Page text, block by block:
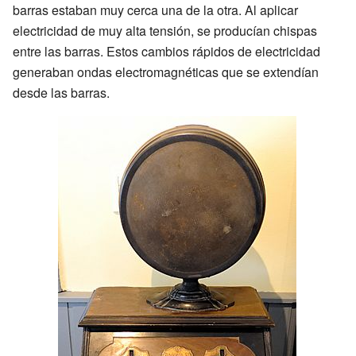
barras estaban muy cerca una de la otra. Al aplicar
electricidad de muy alta tensión, se producían chispas
entre las barras. Estos cambios rápidos de electricidad
generaban ondas electromagnéticas que se extendían
desde las barras.